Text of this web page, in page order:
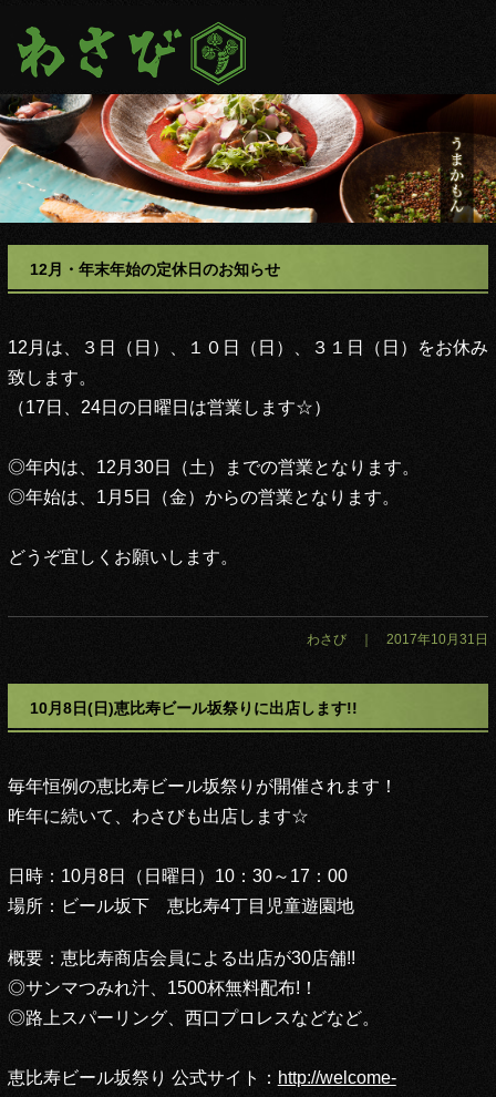
12月・年末年始の定休日のお知らせ
12月は、３日（日）、１０日（日）、３１日（日）
をお休み
致します。
（17日、24日の日曜日は営業します☆）
◎年内は、12月30日（土）までの営業となります。
◎年始は、1月5日（金）からの営業となります。
どうぞ宜しくお願いします。
わさび ｜ 2017年10月31日
10月8日(日)恵比寿ビール坂祭りに出店します!!
毎年恒例の恵比寿ビール坂祭りが開催されます！
昨年に続いて、わさびも出店します☆
日時：10月8日（日曜日）10：30～17：00
場所：ビール坂下 恵比寿4丁目児童遊園地
概要：恵比寿商店会員による出店が30店舗!!
◎サンマつみれ汁、1500杯無料配布!！
◎路上スパーリング、西口プロレスなどなど。
恵比寿ビール坂祭り 公式サイト： http://welcome-